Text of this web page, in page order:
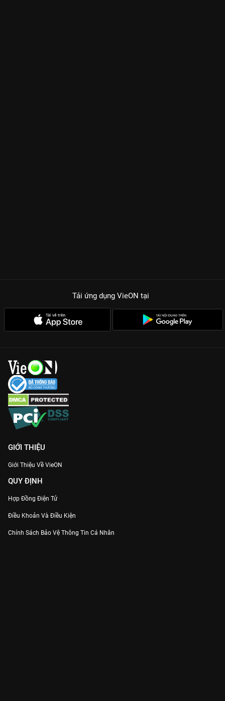
Tải ứng dụng VieON tại
GIỚI THIỆU
Giới Thiệu Về VieON
QUY ĐỊNH
Hợp Đồng Điện Tử
Điều Khoản Và Điều Kiện
Chính Sách Bảo Vệ Thông Tin Cá Nhân